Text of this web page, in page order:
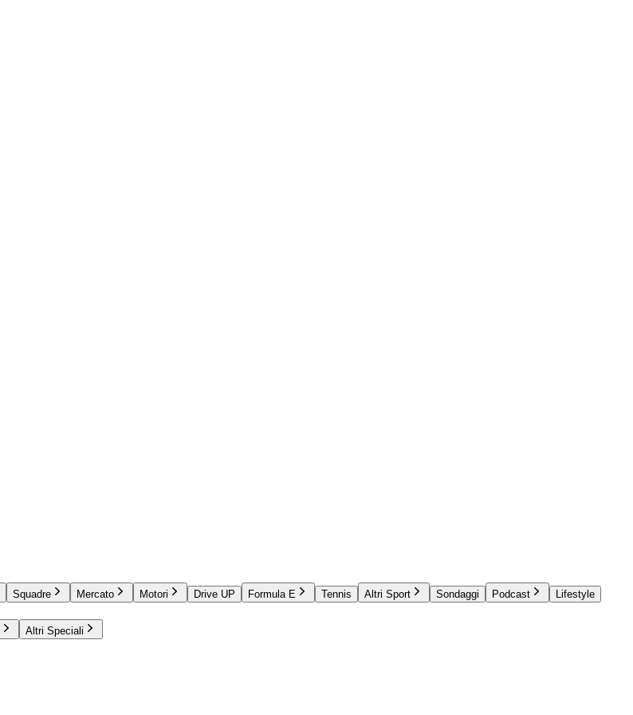
Squadre Mercato Motori Drive UP Formula E Tennis Altri Sport Sondaggi Podcast
Lifestyle
Altri Speciali